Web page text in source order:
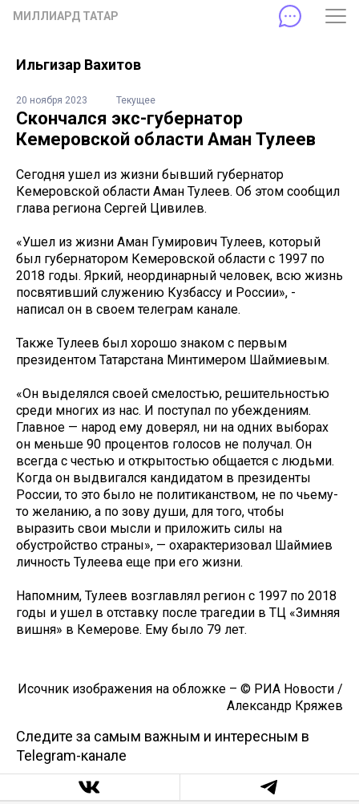
МИЛЛИАРД ТАТАР
Ильгизар Вахитов
20 ноября 2023 Текущее
Скончался экс-губернатор
Кемеровской области Аман Тулеев
Сегодня ушел из жизни бывший губернатор
Кемеровской области Аман Тулеев. Об этом сообщил
глава региона Сергей Цивилев.
«Ушел из жизни Аман Гумирович Тулеев, который
был губернатором Кемеровской области с 1997 по
2018 годы. Яркий, неординарный человек, всю жизнь
посвятивший служению Кузбассу и России», -
написал он в своем телеграм канале.
Также Тулеев был хорошо знаком с первым
президентом Татарстана Минтимером Шаймиевым.
«Он выделялся своей смелостью, решительностью
среди многих из нас. И поступал по убеждениям.
Главное — народ ему доверял, ни на одних выборах
он меньше 90 процентов голосов не получал. Он
всегда с честью и открытостью общается с людьми.
Когда он выдвигался кандидатом в президенты
России, то это было не политиканством, не по чьему-
то желанию, а по зову души, для того, чтобы
выразить свои мысли и приложить силы на
обустройство страны», — охарактеризовал Шаймиев
личность Тулеева еще при его жизни.
Напомним, Тулеев возглавлял регион с 1997 по 2018
годы и ушел в отставку после трагедии в ТЦ «Зимняя
вишня» в Кемерове. Ему было 79 лет.
Исочник изображения на обложке – © РИА Новости /
Александр Кряжев
Следите за самым важным и интересным в
Telegram-канале